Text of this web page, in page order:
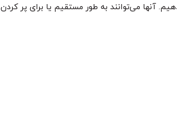
آنها می‌توانند به طور مستقیم یا برای پر کردن